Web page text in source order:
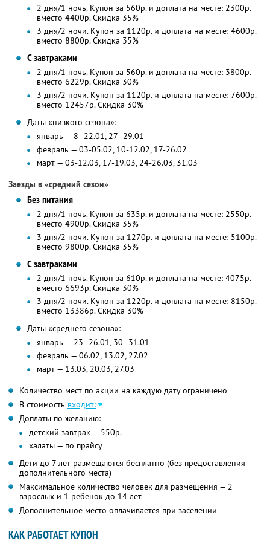
2 дня/1 ночь. Купон за 560р. и доплата на месте: 2300р.
вместо 4400р.Скидка 35%
3 дня/2 ночи. Купон за 1120р. и доплата на месте: 4600р.
вместо 8800р.Скидка 35%
С завтраками
2 дня/1 ночь. Купон за 560р. и доплата на месте: 3800р.
вместо 6229р.Скидка 30%
3 дня/2 ночи. Купон за 1120р. и доплата на месте: 7600р.
вместо 12457р.Скидка 30%
Даты «низкого сезона»:
январь — 8–22.01, 27–29.01
февраль — 03-05.02, 10-12.02, 17-26.02
март — 03-12.03, 17-19.03, 24-26.03, 31.03
Заезды в «средний сезон»
Без питания
2 дня/1 ночь. Купон за 635р. и доплата на месте: 2550р.
вместо 4900р.Скидка 35%
3 дня/2 ночи. Купон за 1270р. и доплата на месте: 5100р.
вместо 9800р.Скидка 35%
С завтраками
2 дня/1 ночь. Купон за 610р. и доплата на месте: 4075р.
вместо 6693р.Скидка 30%
3 дня/2 ночи. Купон за 1220р. и доплата на месте: 8150р.
вместо 13386р.Скидка 30%
Даты «среднего сезона»:
январь — 23–26.01, 30–31.01
февраль — 06.02, 13.02, 27.02
март — 13.03, 20.03, 27.03
Количество мест по акции на каждую дату ограничено
В стоимость входит:
Доплаты по желанию:
детский завтрак — 550р.
халаты — по прайсу
Дети до 7 лет размещаются бесплатно (без предоставления
дополнительного места)
Максимальное количество человек для размещения — 2
взрослых и 1 ребенок до 14 лет
Дополнительное место оплачивается при заселении
КАК РАБОТАЕТ КУПОН